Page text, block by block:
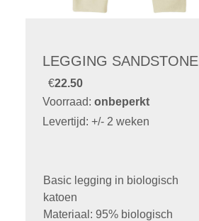
LEGGING SANDSTONE
€22.50
Voorraad: onbeperkt
Levertijd: +/- 2 weken
Basic legging in biologisch
katoen
Materiaal: 95% biologisch